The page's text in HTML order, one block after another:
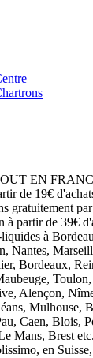
EN
de 19€
gratuitement
à partir de 39€
à
Nantes,
Bordeaux,
Alençon,
Mulhouse,
Caen, Blois,
Mans, Brest
en